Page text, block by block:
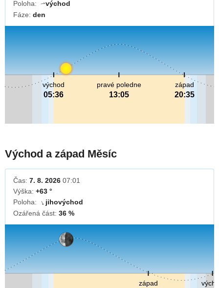
Poloha:
↓východ
Fáze: den
pravé poledne
13:05
východ
05:36
západ
20:35
Východ a západ Měsíc
Čas: 7. 8. 2026 07:01
Výška: +63 °
Poloha:
↓ jihovýchod
Ozářená část: 36 %
západ